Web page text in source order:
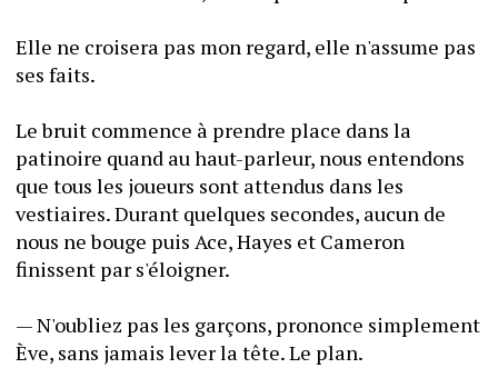
Elle ne croisera pas mon regard, elle n'assume pas
ses faits.
Le bruit commence à prendre place dans la
patinoire quand au haut-parleur, nous entendons
que tous les joueurs sont attendus dans les
vestiaires. Durant quelques secondes, aucun de
nous ne bouge puis Ace, Hayes et Cameron
finissent par s'éloigner.
— N'oubliez pas les garçons, prononce simplement
Ève, sans jamais lever la tête. Le plan.